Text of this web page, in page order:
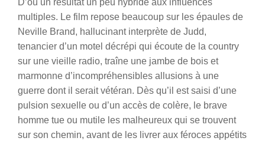
D’où un résultat un peu hybride aux influences
multiples. Le film repose beaucoup sur les épaules de
Neville Brand, hallucinant interprète de Judd,
tenancier d’un motel décrépi qui écoute de la country
sur une vieille radio, traîne une jambe de bois et
marmonne d’incompréhensibles allusions à une
guerre dont il serait vétéran. Dès qu’il est saisi d’une
pulsion sexuelle ou d’un accès de colère, le brave
homme tue ou mutile les malheureux qui se trouvent
sur son chemin, avant de les livrer aux féroces appétits